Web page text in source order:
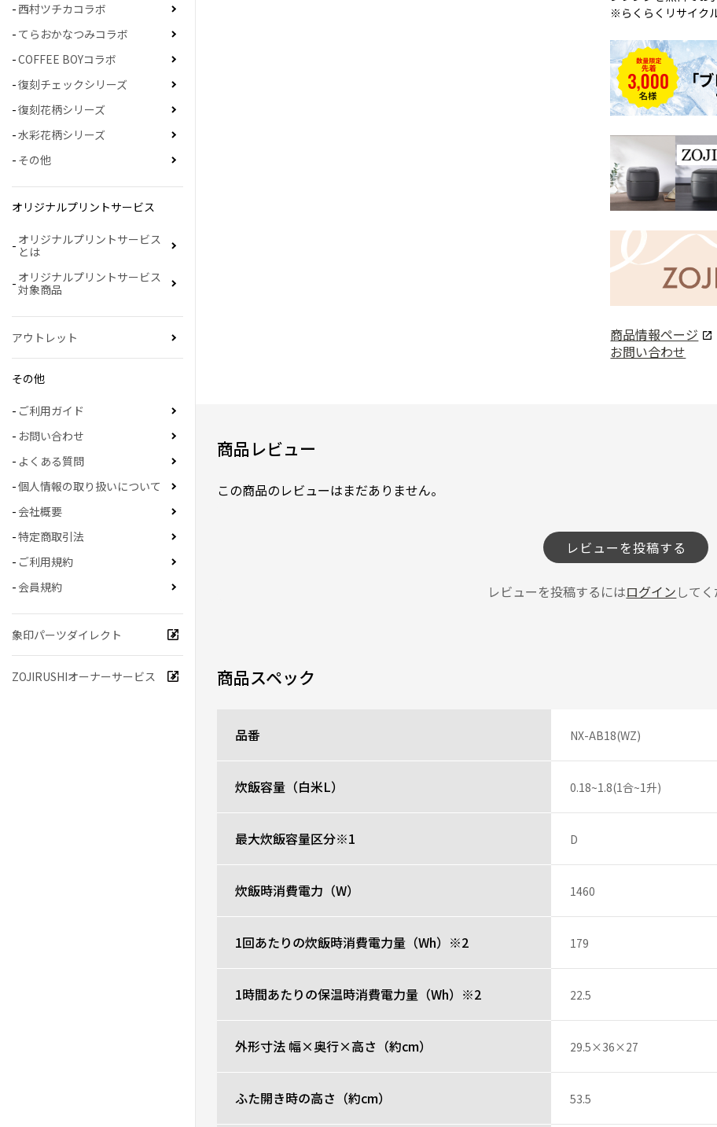
※らくらくリサイク
商品情報ページ
お問い合わせ
商品レビュー
この商品のレビューはまだありません。
レビューを投稿する
レビューを投稿するにはログイン してく
商品スペック
品番 NX-AB18(WZ)
炊飯容量（白米L） 0.18~1.8(1合~1升)
最大炊飯容量区分※1 D
炊飯時消費電力（W） 1460
1回あたりの炊飯時消費電力量（Wh）※2 179
1時間あたりの保温時消費電力量（Wh）※2 22.5
外形寸法 幅×奥行×高さ（約cm） 29.5×36×27
ふた開き時の高さ（約cm） 53.5
西村ツチカコラボ
てらおかなつみコラボ
COFFEE BOYコラボ
復刻チェックシリーズ
復刻花柄シリーズ
水彩花柄シリーズ
その他
オリジナルプリントサービス
オリジナルプリントサービス
とは
オリジナルプリントサービス
対象商品
アウトレット
その他
ご利用ガイド
お問い合わせ
よくある質問
個人情報の取り扱いについて
会社概要
特定商取引法
ご利用規約
会員規約
象印パーツダイレクト
ZOJIRUSHIオーナーサービス